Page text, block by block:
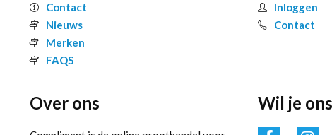
Contact
Nieuws
Merken
FAQS
Inloggen
Contact
Over ons Wil je